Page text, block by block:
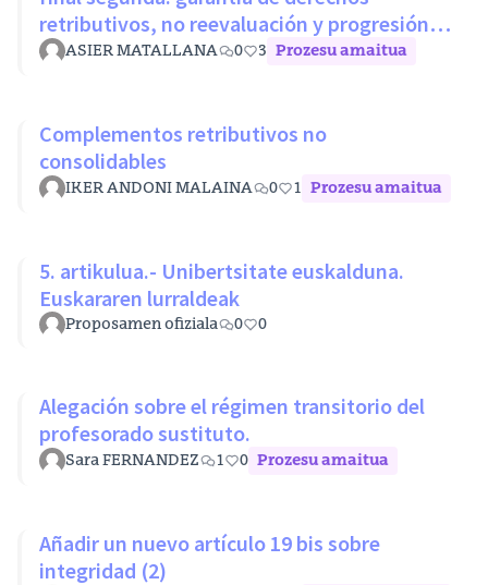
retributivos, no reevaluación y progresión
sin penalización
ASIER MATALLANA 0 3 Prozesu amaitua
Complementos retributivos no
consolidables
IKER ANDONI MALAINA 0 1 Prozesu amaitua
5. artikulua.- Unibertsitate euskalduna.
Euskararen lurraldeak
Proposamen ofiziala 0 0
Alegación sobre el régimen transitorio del
profesorado sustituto.
Sara FERNANDEZ 1 0 Prozesu amaitua
Añadir un nuevo artículo 19 bis sobre
integridad (2)